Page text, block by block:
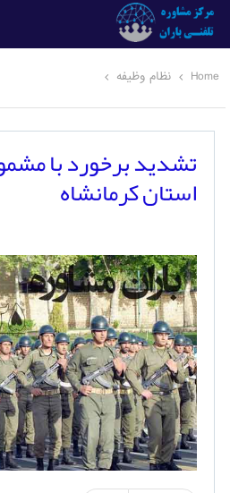
Home نظام وظیفه
تشدید برخورد با
استان کرمانشاه